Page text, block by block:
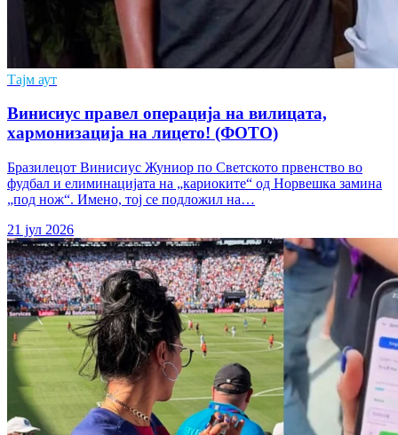
Тајм аут
Винисиус правел операција на вилицата,
хармонизација на лицето! (ФОТО)
Бразилецот Винисиус Жуниор по Светското првенство во
фудбал и елиминацијата на „кариоките“ од Норвешка замина
„под нож“. Имено, тој се подложил на…
21 јул 2026